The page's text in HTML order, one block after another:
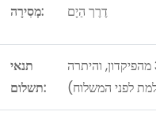
מְסִירָה: דֶרֶך הַיָם
תנאי
תשלום:
תשלום מלא לפני המשלוח (30% מהפיקדון, והיתרה